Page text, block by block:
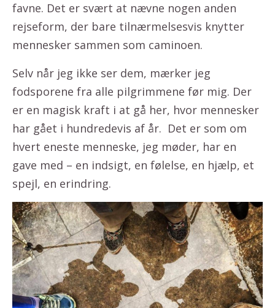
favne. Det er svært at nævne nogen anden
rejseform, der bare tilnærmelsesvis knytter
mennesker sammen som caminoen.
Selv når jeg ikke ser dem, mærker jeg
fodsporene fra alle pilgrimmene før mig. Der
er en magisk kraft i at gå her, hvor mennesker
har gået i hundredevis af år. Det er som om
hvert eneste menneske, jeg møder, har en
gave med – en indsigt, en følelse, en hjælp, et
spejl, en erindring.